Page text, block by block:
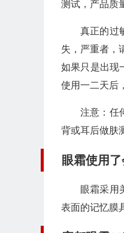
测试，产品质
真正的过
失，严重者，
如果只是出现
使用一二天后
注意：任
背或耳后做肤
眼霜使用
眼霜采用
表面的记忆膜